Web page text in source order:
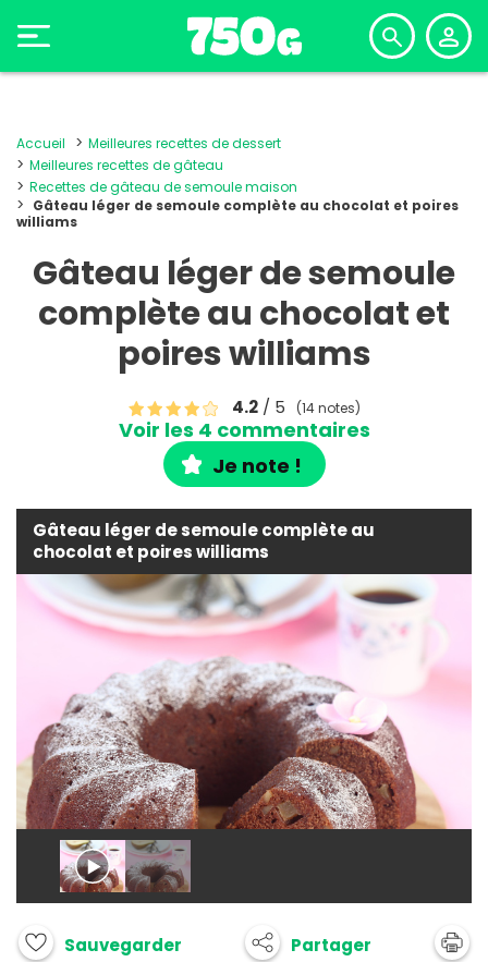
Accueil
Meilleures recettes de dessert
Meilleures recettes de gâteau
Recettes de gâteau de semoule maison
Gâteau léger de semoule complète au chocolat et poires
williams
Gâteau léger de semoule
complète au chocolat et
poires williams
4.2/ 5 (14 notes)
Voir les 4 commentaires
Je note !
Gâteau léger de semoule complète au
chocolat et poires williams
Sauvegarder Partager